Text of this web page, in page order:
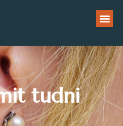
tudni